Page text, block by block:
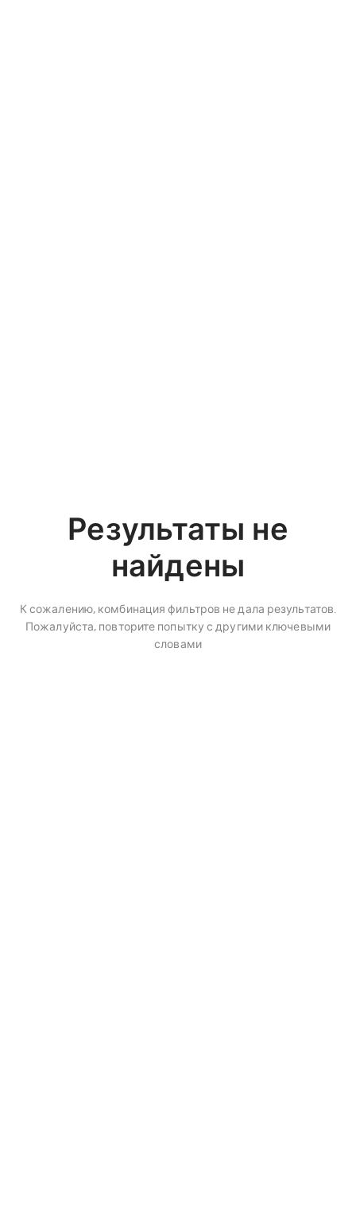
Результаты не
найдены
К сожалению, комбинация фильтров не дала результатов.
Пожалуйста, повторите попытку с другими ключевыми
словами